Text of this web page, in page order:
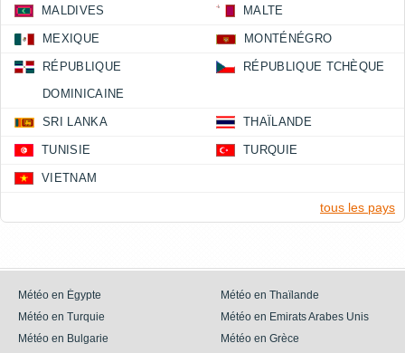
MALDIVES MALTE
MEXIQUE MONTÉNÉGRO
RÉPUBLIQUE
DOMINICAINE
RÉPUBLIQUE TCHÈQUE
SRI LANKA THAÏLANDE
TUNISIE TURQUIE
VIETNAM
tous les pays
Météo en Égypte
Météo en Thaïlande
Météo en Turquie
Météo en Emirats Arabes Unis
Météo en Bulgarie
Météo en Grèce